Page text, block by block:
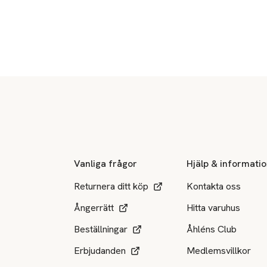
Vanliga frågor
Returnera ditt köp
Ångerrätt
Beställningar
Erbjudanden
Hjälp &
Kontakta oss
Hitta varuhus
Åhléns Club
Medlemsvillkor